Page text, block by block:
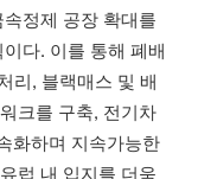
정제 공장 확대를
다. 이를 통해 폐배
리, 블랙매스 및 배
크를 구축, 전기차
화하며 지속가능한
럽 내 입지를 더욱